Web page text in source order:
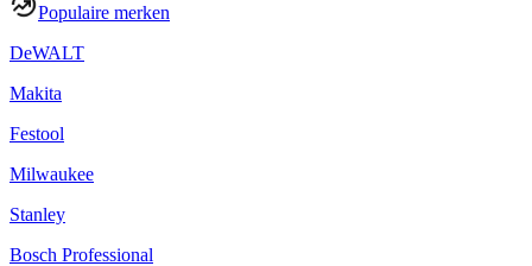
Populaire merken
DeWALT
Makita
Festool
Milwaukee
Stanley
Bosch Professional